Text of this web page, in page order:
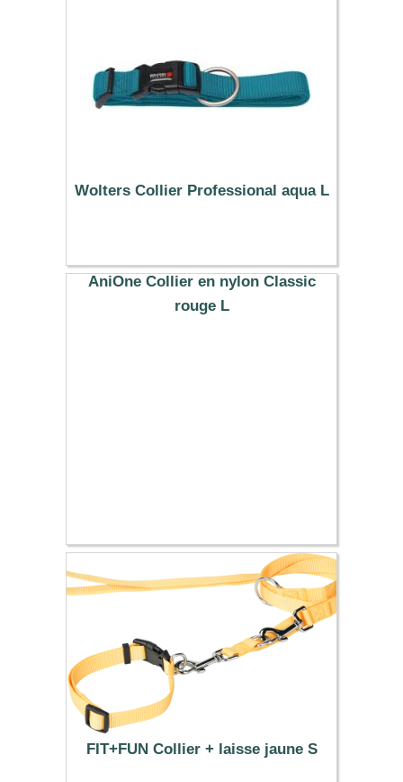
Wolters Collier Professional aqua L
14.19 €
AniOne Collier en nylon Classic
rouge L
FIT+FUN Collier + laisse jaune S